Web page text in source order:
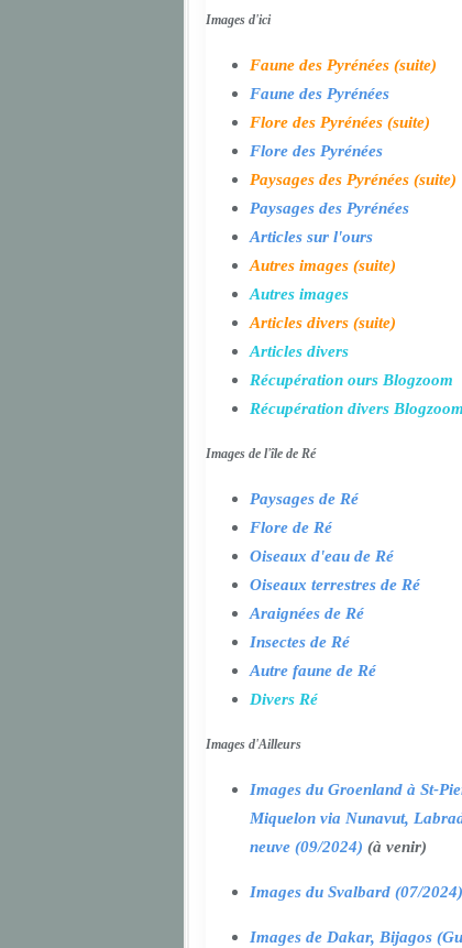
Images d'ici
Faune des Pyrénées (suite)
Faune des Pyrénées
Flore des Pyrénées (suite)
Flore des Pyrénées
Paysages des Pyrénées (suite)
Paysages des Pyrénées
Articles sur l'ours
Autres images (suite)
Autres images
Articles divers (suite)
Articles divers
Récupération ours Blogzoom
Récupération divers Blogzoom
Images de l'île de Ré
Paysages de Ré
Flore de Ré
Oiseaux d'eau de Ré
Oiseaux terrestres de Ré
Araignées de Ré
Insectes de Ré
Autre faune de Ré
Divers Ré
Images d'Ailleurs
Images du Groenland à St-
Miquelon via Nunavut,
neuve (09/2024) (à venir)
Images du Svalbard (07/2024)
Images de Dakar, Bijagos